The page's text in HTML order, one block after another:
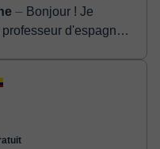
⏤ Bonjour ! Je
d'espagnol.